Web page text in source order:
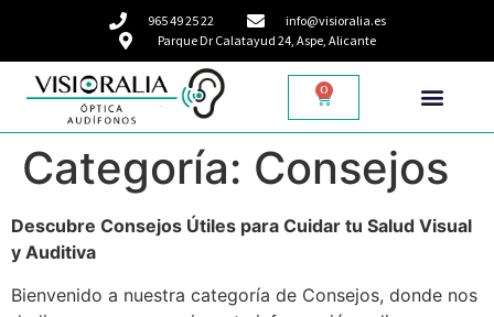
965 49 25 22
info@visioralia.es
Parque Dr Calatayud 24, Aspe, Alicante
0
Categoría: Consejos
Descubre Consejos Útiles para Cuidar tu Salud Visual
y Auditiva
Bienvenido a nuestra categoría de Consejos, donde nos